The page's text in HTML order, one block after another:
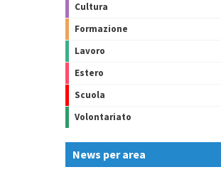
Cultura
Formazione
Lavoro
Estero
Scuola
Volontariato
News per area